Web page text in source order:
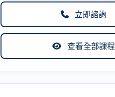
立即諮詢
查看全部課程